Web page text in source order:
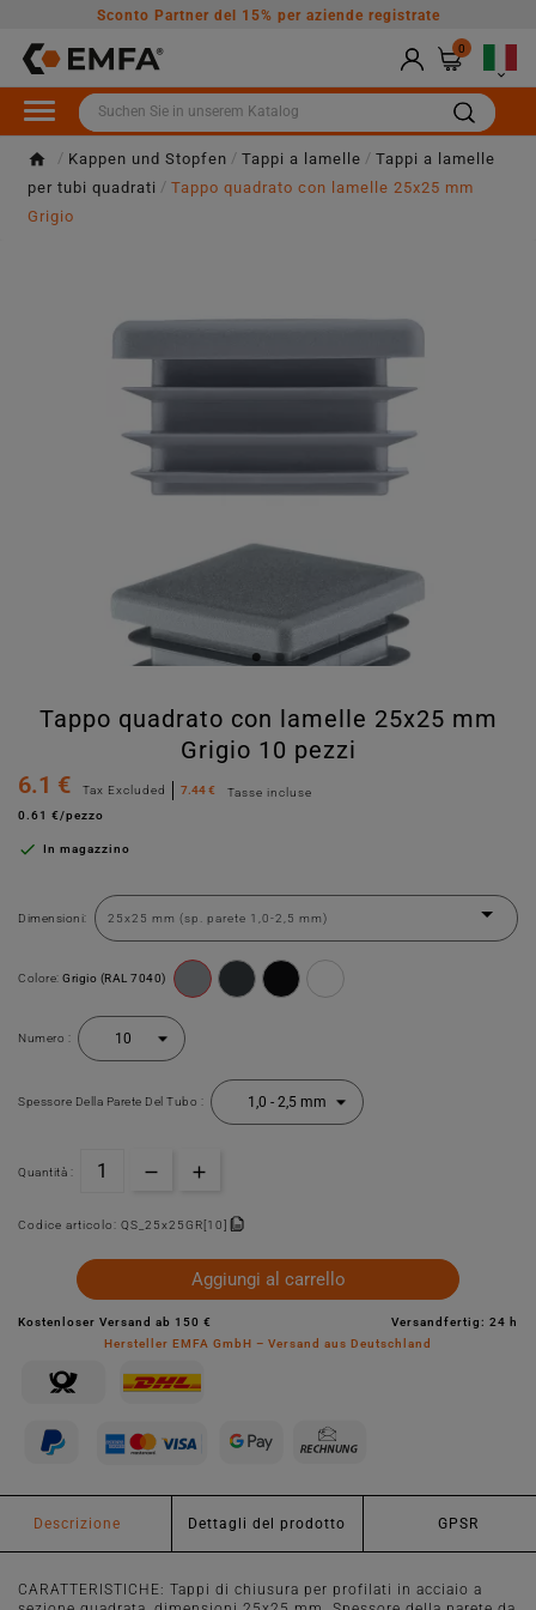
Sconto Partner del 15% per aziende registrate
0

Kappen und Stopfen Tappi a lamelle
Tappi a lamelle
per tubi quadrati
Tappo quadrato con lamelle 25x25 mm
Grigio
Tappo quadrato con lamelle 25x25 mm
Grigio 10 pezzi
6.1 €
Tax Excluded 7.44 €
Tasse incluse
0.61 €/pezzo
 In magazzino
Dimensioni:
Colore: Grigio (RAL 7040)
Numero :
Spessore Della Parete Del Tubo :
Quantità :
Codice articolo: QS_25x25GR[10]
Aggiungi al carrello
Kostenloser Versand ab 150 €
Versandfertig: 24 h
Hersteller EMFA GmbH – Versand aus Deutschland
Descrizione Dettagli del prodotto GPSR
CARATTERISTICHE: Tappi di chiusura per profilati in acciaio a